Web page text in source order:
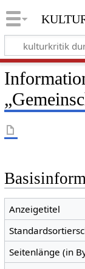
Anzeigetitel
Seitenlänge (in